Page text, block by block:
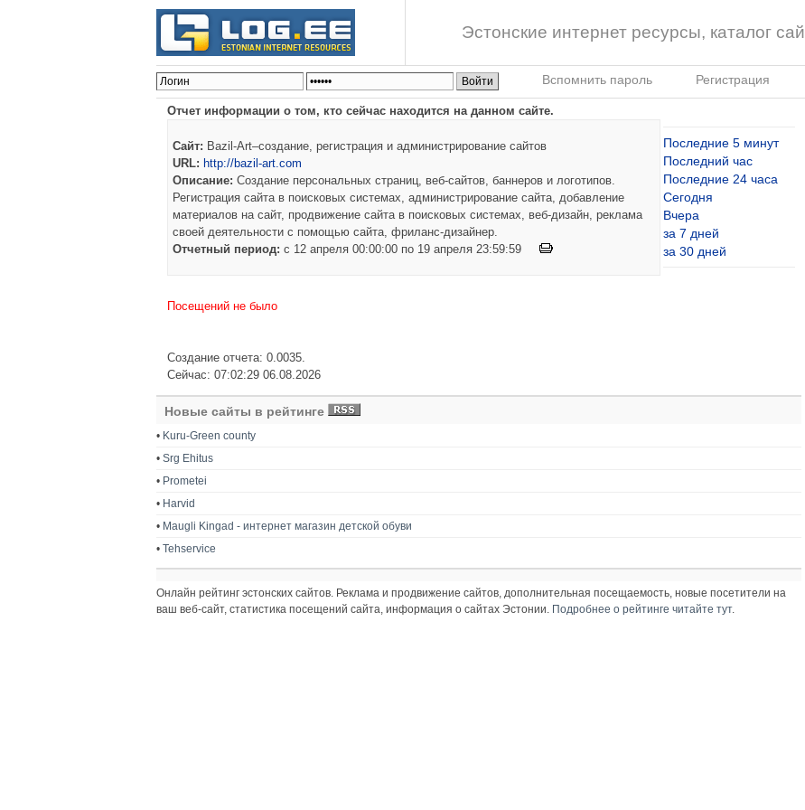
Эстонские интернет ресурсы, каталог
Вспомнить пароль Регистрация
Отчет информации о том, кто сейчас находится на данном сайте.
Сайт: Bazil-Art–создание, регистрация и администрирование сайтов
URL: http://bazil-art.com
Описание: Создание персональных страниц, веб-сайтов, баннеров и логотипов.
Регистрация сайта в поисковых системах, администрирование сайта, добавление
материалов на сайт, продвижение сайта в поисковых системах, веб-дизайн, реклама
своей деятельности с помощью сайта, фриланс-дизайнер.
Отчетный период: c 12 апреля 00:00:00 по 19 апреля 23:59:59
Последние 5 минут
Последний час
Последние 24 часа
Сегодня
Вчера
за 7 дней
за 30 дней
Посещений не было
Создание отчета: 0.0035.
Сейчас: 07:02:29 06.08.2026
Новые сайты в рейтинге
• Kuru-Green county
• Srg Ehitus
• Prometei
• Harvid
• Maugli Kingad - интернет магазин детской обуви
• Tehservice
Онлайн рейтинг эстонских сайтов. Реклама и продвижение сайтов, дополнительная посещаемость, новые посетители на
ваш веб-сайт, статистика посещений сайта, информация о сайтах Эстонии. Подробнее о рейтинге читайте тут.